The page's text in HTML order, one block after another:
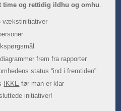
time og rettidig ildhu og omhu
vækstinitiativer
frem fra rapporter
status “ind i fremtiden”
IKKE før man er klar
initiativer!